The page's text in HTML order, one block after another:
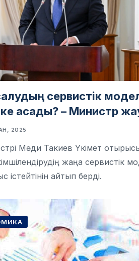
сервистік
асады? – Министр
2025
Мәди Такиев Үкімет
жаңа сервистік
істейтінін айтып берді.